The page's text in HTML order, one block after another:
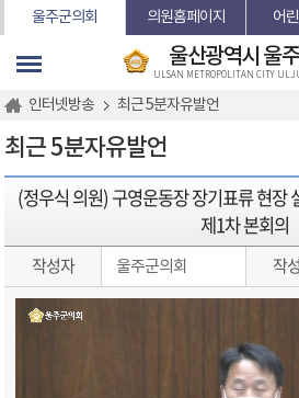
본문바로가기
울주군의회 의원홈페이지 어
울산광역시 울
ULSAN METROPOLITAN CITY
인터넷방송 최근 5분자유발언
최근 5분자유발언
(정우식 의원) 구영운동장 장기표류 현장
제1차 본회의
작성자 울주군의회 작